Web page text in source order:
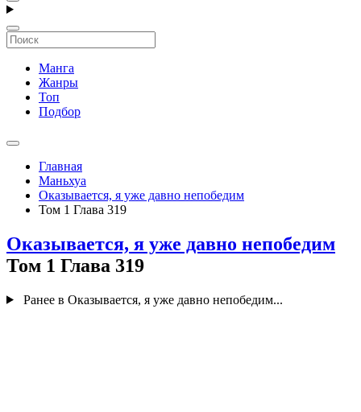
Манга
Жанры
Топ
Подбор
Главная
Маньхуа
Оказывается, я уже давно непобедим
Том 1 Глава 319
Оказывается, я уже давно непобедим
Том 1 Глава 319
Ранее в Оказывается, я уже давно непобедим...